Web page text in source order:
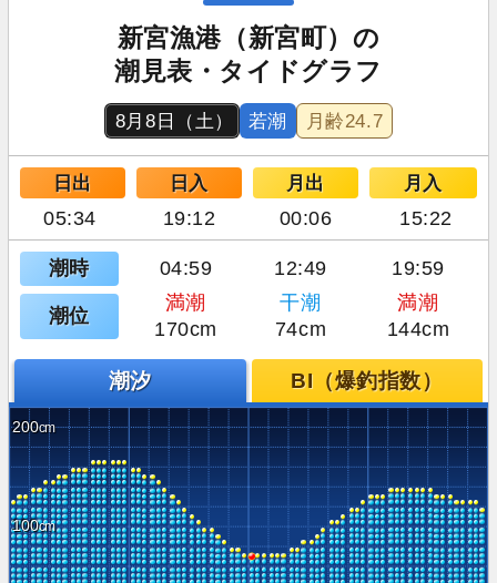
新宮漁港（新宮町）の
潮見表・タイドグラフ
8月8日（土） 若潮 月齢24.7
日出 日入 月出 月入
05:34 19:12 00:06 15:22
潮時 04:59 12:49 19:59
潮位
満潮 干潮
満潮
170cm
74cm 144cm
潮汐 BI（爆釣指数）
200
100